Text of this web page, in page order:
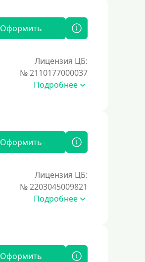
Оформить
Лицензия ЦБ:
№ 2110177000037
Подробнее
Оформить
Лицензия ЦБ:
№ 2203045009821
Подробнее
Оформить